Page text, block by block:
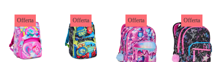
Offerta Offerta Offerta Offerta